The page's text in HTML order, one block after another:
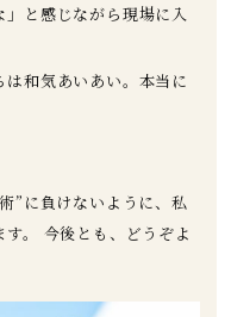
と感じながら現場に入
和気あいあい。本当に
”に負けないように、私
。 今後とも、どうぞよ